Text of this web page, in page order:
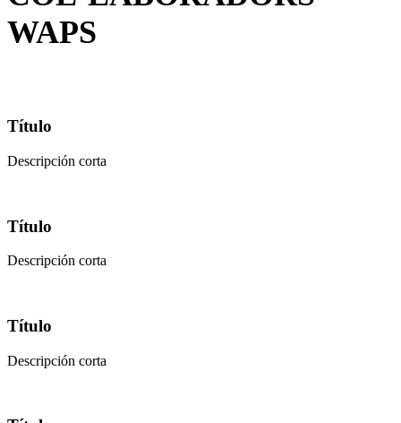
WAPS
Título
Descripción corta
Título
Descripción corta
Título
Descripción corta